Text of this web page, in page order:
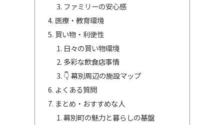
ファミリーの安心感
医療・教育環境
買い物・利便性
日々の買い物環境
多彩な飲食店事情
👇 幕別周辺の施設マップ
よくある質問
まとめ・おすすめな人
幕別町の魅力と暮らしの基盤